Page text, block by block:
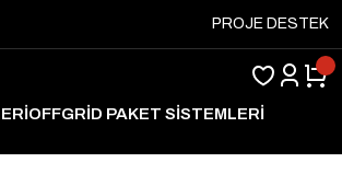
PROJE DESTEK
OFFGRİD PAKET SİSTEMLERİ